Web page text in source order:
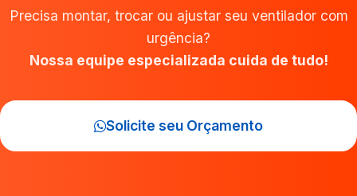
Precisa montar, trocar ou ajustar seu ventilador com
urgência?
Nossa equipe especializada cuida de tudo!
Solicite seu Orçamento